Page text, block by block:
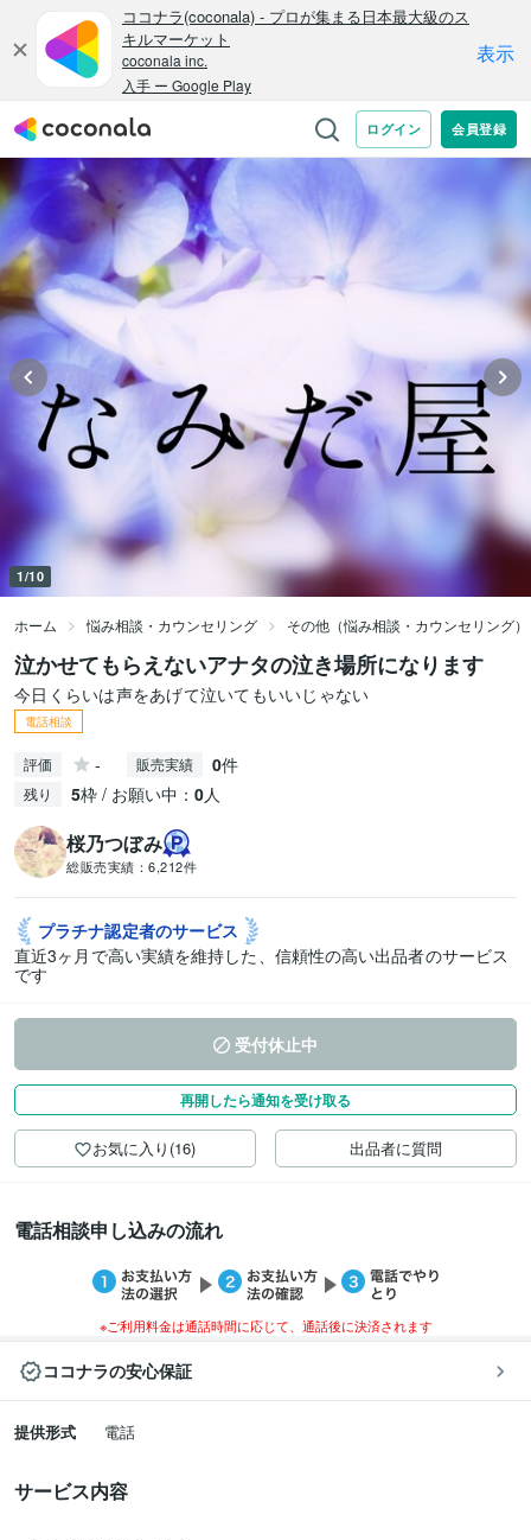
1/10
ホーム 悩み相談・カウンセリング その他（悩み相談・カウンセリング）
泣かせてもらえないアナタの泣き場所になります
今日くらいは声をあげて泣いてもいいじゃない
電話相談
評価 - 販売実績 0件
残り 5枠 / お願い中： 0人
桜乃つぼみ
総販売実績： 6,212件
プラチナ認定者のサービス
直近3ヶ月で高い実績を維持した、信頼性の高い出品者のサービス
です
受付休止中
再開したら通知を受け取る
お気に入り(16) 出品者に質問
電話相談申し込みの流れ
※ご利用料金は通話時間に応じて、通話後に決済されます
ココナラの安心保証
提供形式 電話
サービス内容